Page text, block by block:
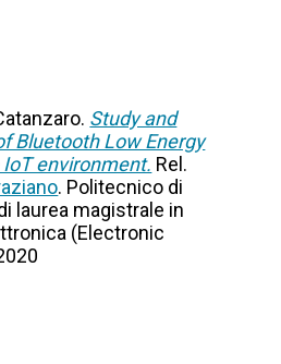
Study and
Bluetooth Low Energy
environment. Rel.
. Politecnico di
laurea magistrale in
(Electronic